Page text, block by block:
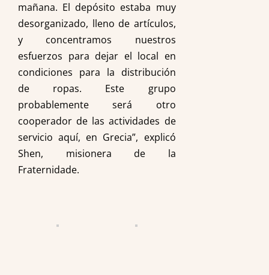
mañana. El depósito estaba muy
desorganizado, lleno de artículos,
y concentramos nuestros
esfuerzos para dejar el local en
condiciones para la distribución
de ropas. Este grupo
probablemente será otro
cooperador de las actividades de
servicio aquí, en Grecia”, explicó
Shen, misionera de la
Fraternidade.